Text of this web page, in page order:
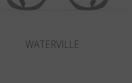
WATERVILLE